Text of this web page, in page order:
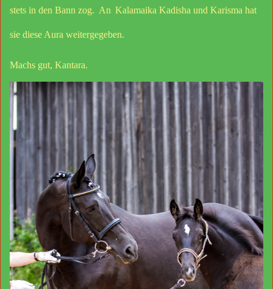
stets in den Bann zog. An Kalamaika Kadisha und Karisma hat
sie diese Aura weitergegeben.
Machs gut, Kantara.